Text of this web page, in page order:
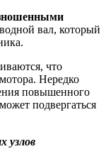
вал, который
что
Нередко
повышенного
подвергаться
узлов